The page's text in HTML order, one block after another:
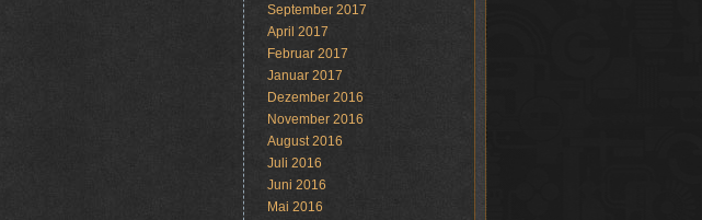
September 2017
April 2017
Februar 2017
Januar 2017
Dezember 2016
November 2016
August 2016
Juli 2016
Juni 2016
Mai 2016